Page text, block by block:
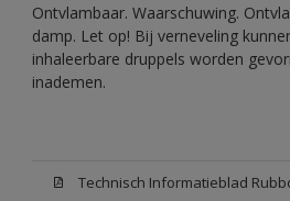
Ontvlambaar. Waarschuwing.
damp. Let op! Bij verneveling
inhaleerbare druppels worden
inademen.